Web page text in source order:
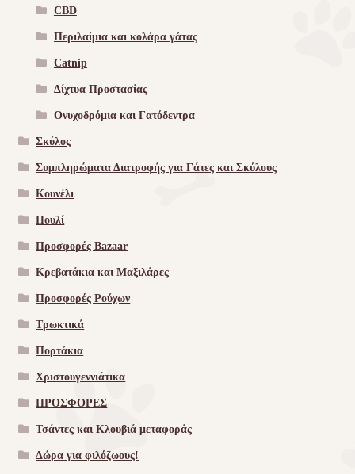
CBD
Περιλαίμια και κολάρα γάτας
Catnip
Δίχτυα Προστασίας
Ονυχοδρόμια και Γατόδεντρα
Σκύλος
Συμπληρώματα Διατροφής για Γάτες και Σκύλους
Κουνέλι
Πουλί
Προσφορές Bazaar
Κρεβατάκια και Μαξιλάρες
Προσφορές Ρούχων
Τρωκτικά
Πορτάκια
Χριστουγεννιάτικα
ΠΡΟΣΦΟΡΕΣ
Τσάντες και Κλουβιά μεταφοράς
Δώρα για φιλόζωους!